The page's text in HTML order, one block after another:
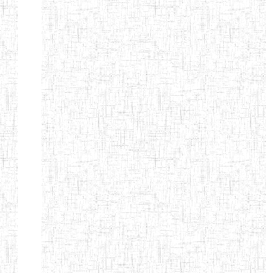
BAPTIST
TEACHERS
TRAINING
COLLEGE
08/08/1983 ENIEG
KENCHOLIA
TEACHER'S
TRAINING
COLLEGE
"K.T.T.C NDOP"
15/09/2015 ENIEG
ENIEG PRIVEE
BILINGUE
LAIQUE LES
PERFORMANCES
01/09/2015 ENIEG